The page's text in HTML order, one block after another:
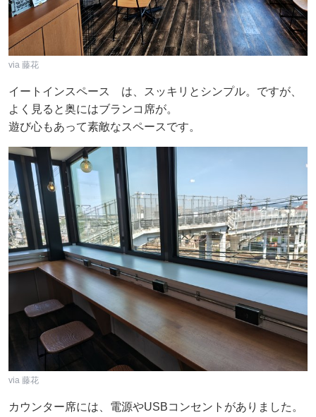
via 藤花
イートインスペース は、スッキリとシンプル。ですが、
よく見ると奥にはブランコ席が。
遊び心もあって素敵なスペースです。
via 藤花
カウンター席には、電源やUSBコンセントがありました。